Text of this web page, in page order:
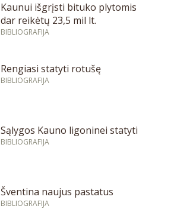
Kaunui išgrįsti bituko plytomis
dar reikėtų 23,5 mil lt.
BIBLIOGRAFIJA
Rengiasi statyti rotušę
BIBLIOGRAFIJA
Sąlygos Kauno ligoninei statyti
BIBLIOGRAFIJA
Šventina naujus pastatus
BIBLIOGRAFIJA